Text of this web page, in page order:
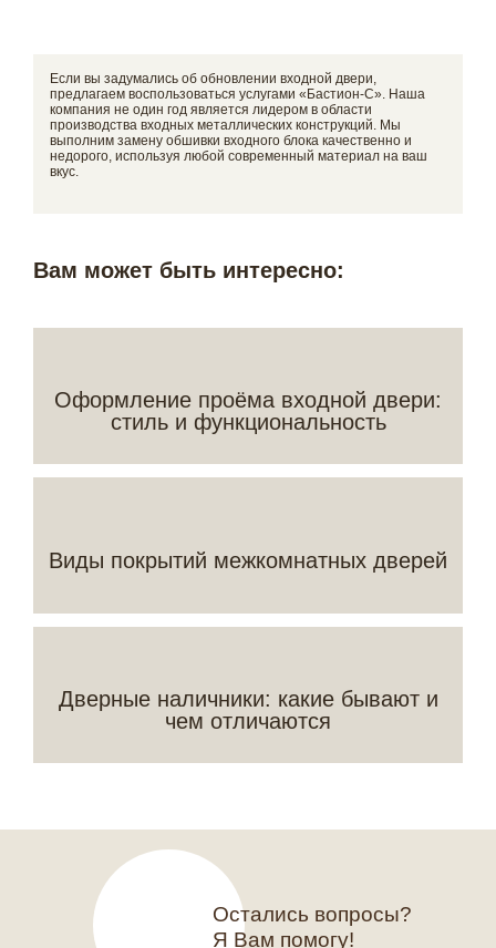
Если вы задумались об обновлении входной двери,
предлагаем воспользоваться услугами «Бастион-С». Наша
компания не один год является лидером в области
производства входных металлических конструкций. Мы
выполним замену обшивки входного блока качественно и
недорого, используя любой современный материал на ваш
вкус.
Вам может быть интересно:
Оформление проёма входной двери:
стиль и функциональность
Виды покрытий межкомнатных дверей
Дверные наличники: какие бывают и
чем отличаются
Остались вопросы?
Я Вам помогу!